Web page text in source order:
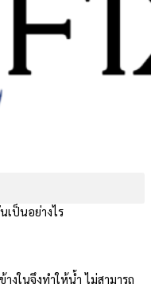
ในจึงทำให้น้ำ ไม่สามารถ